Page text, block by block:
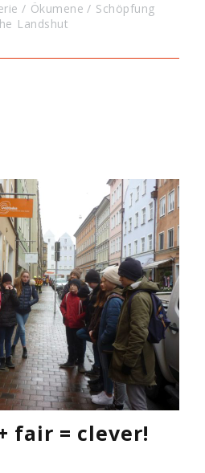
Ökumene
Schöpfung
Landshut
fair = clever!